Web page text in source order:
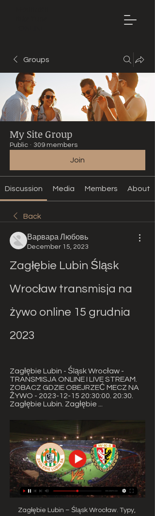
Groups
My Site Group
Public · 309 members
Join
Discussion Media Members About
Back
Варвара Любовь
December 15, 2023
Zagłębie Lubin Śląsk
Wrocław transmisja na
żywo online 15 grudnia
2023
Zagłębie Lubin - Śląsk Wrocław -
TRANSMISJA ONLINE I LIVE STREAM.
ZOBACZ GDZIE OBEJRZEĆ MECZ NA
ŻYWO - 2023-12-15 20:30:00. 20:30.
Zagłębie Lubin. Zagłębie ...
Zagłębie Lubin – Śląsk Wrocław. Typy,